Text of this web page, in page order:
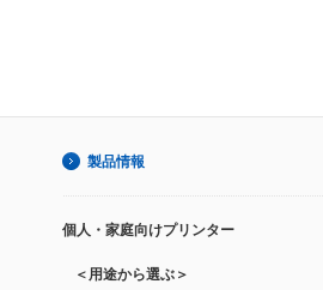
製品情報
個人・家庭向けプリンター
＜用途から選ぶ＞